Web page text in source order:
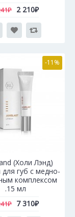
2 210₽
-11%
(Холи Лэнд)
губ с медно-
комплексом
.15 мл
7 310₽